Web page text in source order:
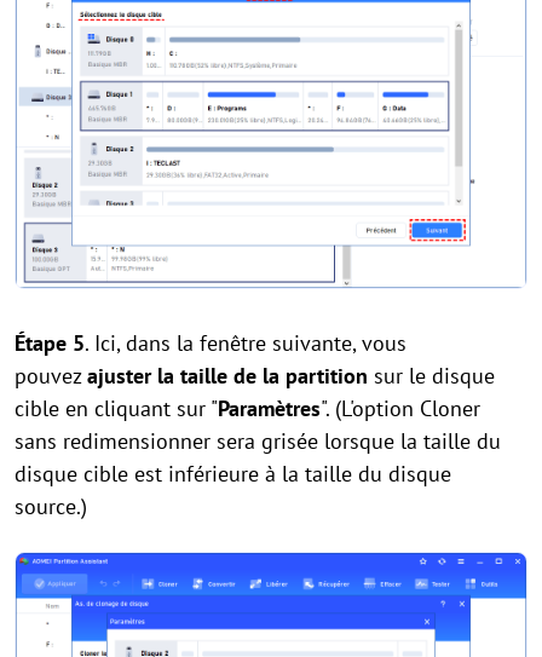
Étape 5. Ici, dans la fenêtre suivante, vous
pouvezajuster la taille de la partition sur le disque
cible en cliquant sur "Paramètres". (L'option Cloner
sans redimensionner sera grisée lorsque la taille du
disque cible est inférieure à la taille du disque
source.)